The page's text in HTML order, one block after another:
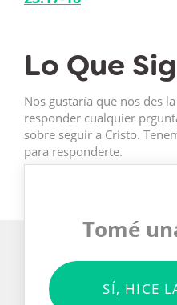
Lo Que
Nos gustaría que nos des
responder cualquier
sobre seguir a Cristo.
para responderte.
Tomé
SÍ, HICE